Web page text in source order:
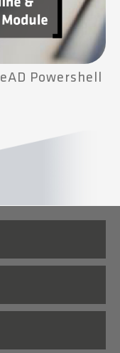
Powershell